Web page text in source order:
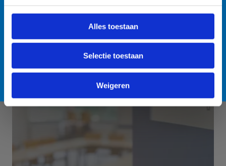
Alles toestaan
Selectie toestaan
Weigeren
personen met een zwakke gezondheid. Voor de
voorzien. Bedankt voor jullie begrip! 💙
Lees meer over de alternatieve zwemlocatie